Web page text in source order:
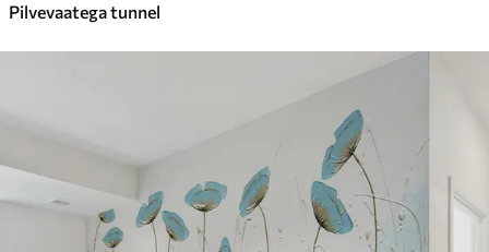
Pilvevaatega tunnel